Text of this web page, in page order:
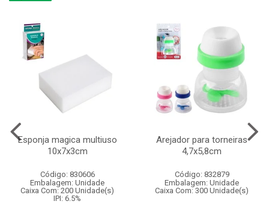
Esponja magica multiuso
10x7x3cm
Código: 830606
Embalagem: Unidade
Caixa Com: 200 Unidade(s)
IPI: 6.5%
Arejador para torneiras
4,7x5,8cm
Código: 832879
Embalagem: Unidade
Caixa Com: 300 Unidade(s)